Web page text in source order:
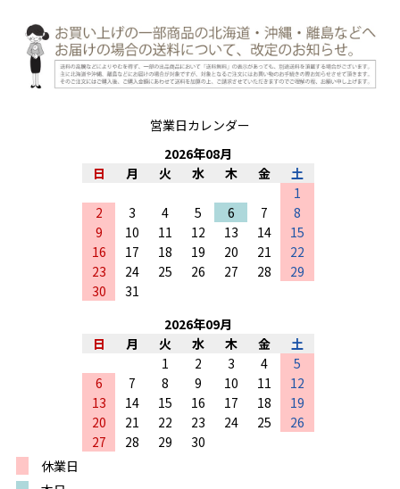
営業日カレンダー
2026年08月
日
月 火 水 木 金
土
1
2
3 4 5 6 7
8
9
10 11 12 13 14
15
16
17 18 19 20 21
22
23
24 25 26 27 28
29
30
31
2026年09月
日
月 火 水 木 金
土
1
2 3 4
5
6
7 8 9 10 11
12
13
14 15 16 17 18
19
20
21 22 23 24 25
26
27
28 29
30
休業日